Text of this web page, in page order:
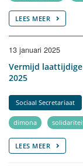
LEES MEER
13 januari 2025
Vermijd
2025
Sociaal Secretariaat
dimona
LEES MEER